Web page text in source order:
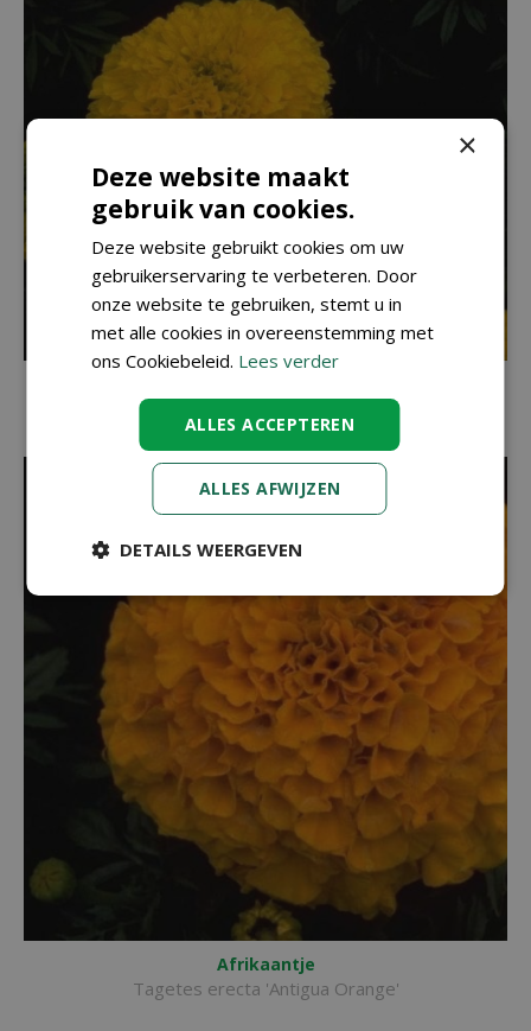
Tagetes erecta 'Antigua Yellow'
Afrikaantje
Tagetes erecta 'Antigua Orange'
×
Deze website maakt
gebruik van cookies.
Deze website gebruikt cookies om uw
gebruikerservaring te verbeteren. Door
onze website te gebruiken, stemt u in
met alle cookies in overeenstemming met
ons Cookiebeleid. Lees verder
ALLES ACCEPTEREN
ALLES AFWIJZEN
DETAILS WEERGEVEN